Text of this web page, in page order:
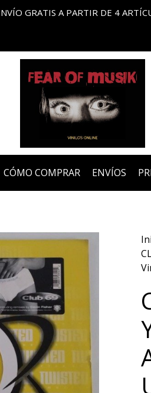
GRATIS A PARTIR DE 4
CÓMO COMPRAR ENVÍOS